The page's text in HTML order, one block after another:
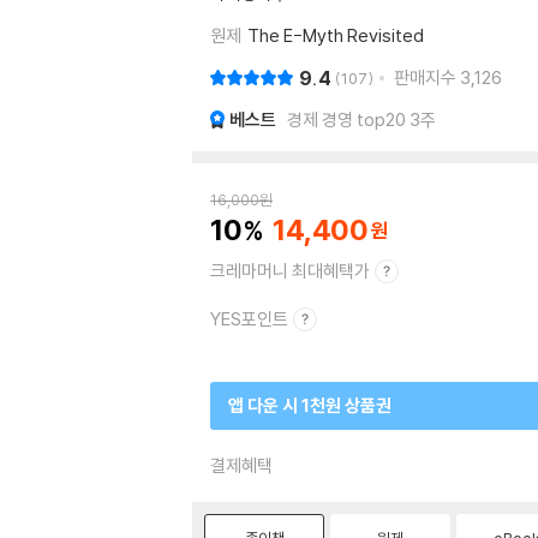
원제 The E-Myth Revisited
9.4 107 판매지수 3,126
베스트 경제 경영 top20 3주
16,000원
10 14,400
크레마머니 최대혜택가
YES포인트
앱 다운 시 1천원 상품권
결제혜택